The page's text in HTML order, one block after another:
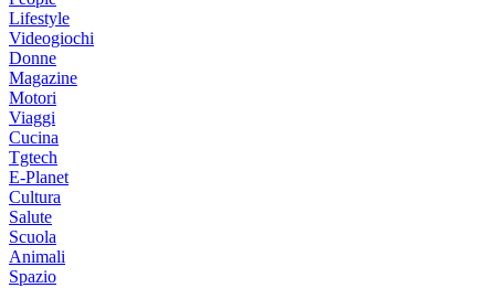
Lifestyle
Videogiochi
Donne
Magazine
Motori
Viaggi
Cucina
Tgtech
E-Planet
Cultura
Salute
Scuola
Animali
Spazio